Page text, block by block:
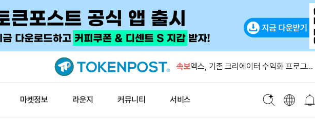
속보
트럼프 미디어, 크립토닷컴과 예정된 암
엑스, 기존 크리에이터 수익화 프로그램
마켓정보 라운지 커뮤니티 서비스